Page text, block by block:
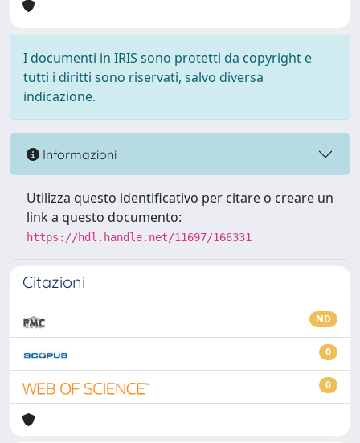
I documenti in IRIS sono protetti da copyright e
tutti i diritti sono riservati, salvo diversa
indicazione.
Informazioni
Utilizza questo identificativo per citare o creare un
link a questo documento:
https://hdl.handle.net/11697/166331
Citazioni
ND
0
0